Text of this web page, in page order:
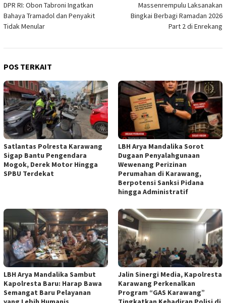
DPR RI: Obon Tabroni Ingatkan
Bahaya Tramadol dan Penyakit
Tidak Menular
Massenrempulu Laksanakan
Bingkai Berbagi Ramadan 2026
Part 2 di Enrekang
POS TERKAIT
Satlantas Polresta Karawang
Sigap Bantu Pengendara
Mogok, Derek Motor Hingga
SPBU Terdekat
LBH Arya Mandalika Sorot
Dugaan Penyalahgunaan
Wewenang Perizinan
Perumahan di Karawang,
Berpotensi Sanksi Pidana
hingga Administratif
LBH Arya Mandalika Sambut
Kapolresta Baru: Harap Bawa
Semangat Baru Pelayanan
Jalin Sinergi Media, Kapolresta
Karawang Perkenalkan
Program “GAS Karawang”